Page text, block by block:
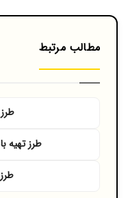
مطالب مرتبط
طرز تهیه